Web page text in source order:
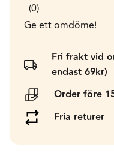
0
Ge ett omdöme!
Fri frakt vid
endast 69kr)
Order före
Fria returer